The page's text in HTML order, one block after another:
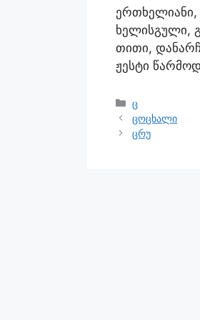
ერთხელიანი,
ხელისგული,
თითი,
ჟესტი
ც
ცოცხალი
ცრუ